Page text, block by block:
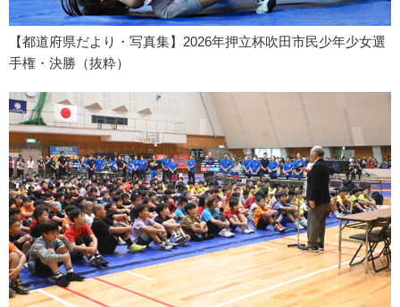
【都道府県だより・写真集】2026年押立杯吹田市民少年少女選
手権・決勝（抜粋）